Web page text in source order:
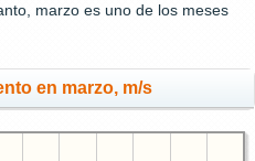
marzo es uno de los meses
en marzo, m/s